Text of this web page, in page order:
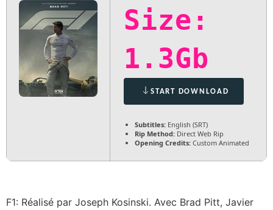
Size:
1.3Gb
START DOWNLOAD
Subtitles: English (SRT)
Rip Method: Direct Web Rip
Opening Credits: Custom Animated
F1: Réalisé par Joseph Kosinski. Avec Brad Pitt, Javier